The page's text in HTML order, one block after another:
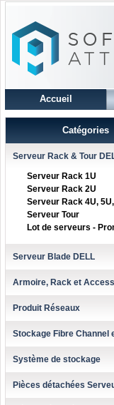
Accueil
Catégories
Serveur Rack & Tour
Serveur Rack 1U
Serveur Rack 2U
Serveur Rack 4U,
Serveur Tour
Lot de serveurs -
Serveur Blade DELL
Armoire, Rack et
Produit Réseaux
Stockage Fibre Channel
Système de stockage
Pièces détachées